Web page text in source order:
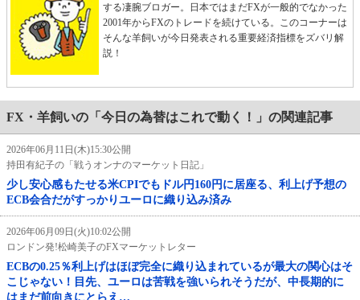
する凄腕ブロガー。日本ではまだFXが一般的でなかった
2001年からFXのトレードを続けている。このコーナーは
そんな羊飼いが今日発表される重要経済指標をズバリ解
説！
FX・羊飼いの「今日の為替はこれで動く！」の関連記事
2026年06月11日(木)15:30公開
持田有紀子の「戦うオンナのマーケット日記」
少し安心感もたせる米CPIでもドル円160円に居座る、利上げ予想の
ECB会合だがすっかりユーロに織り込み済み
2026年06月09日(火)10:02公開
ロンドン発!松崎美子のFXマーケットレター
ECBの0.25％利上げはほぼ完全に織り込まれているが最大の関心はそ
こじゃない！目先、ユーロは苦戦を強いられそうだが、中長期的に
はまだ前向きにとらえ…